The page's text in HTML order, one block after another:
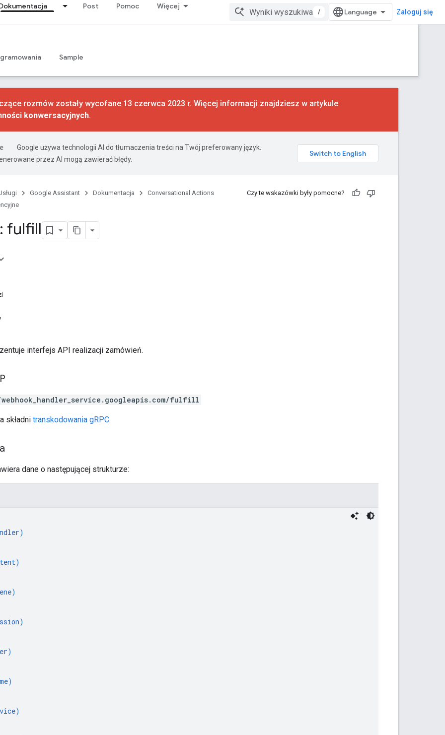
Post Pomoc Więcej
/ Zaloguj się
Sample
rozmów zostały wycofane 13 czerwca 2023 r. Więcej informacji znajdziesz w artykule
konwersacyjnych.
Google używa technologii AI do tłumaczenia treści na Twój preferowany język.
przez AI mogą zawierać błędy.
Google Assistant Dokumentacja
Conversational Actions
Czy te wskazówki były pomocne?
fulfill
interfejs API realizacji zamówień.
webhook_handler_service.googleapis.com/fulfill
składni transkodowania gRPC.
dane o następującej strukturze:
)
)
)
)
)
)
)